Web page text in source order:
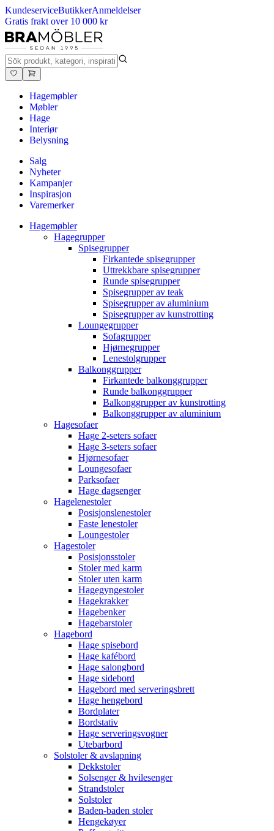
KundeserviceButikkerAnmeldelser
Gratis frakt over 10 000 kr
Hagemøbler
Møbler
Hage
Interiør
Belysning
Salg
Nyheter
Kampanjer
Inspirasjon
Varemerker
Hagemøbler
Hagegrupper
Spisegrupper
Firkantede spisegrupper
Uttrekkbare spisegrupper
Runde spisegrupper
Spisegrupper av teak
Spisegrupper av aluminium
Spisegrupper av kunstrotting
Loungegrupper
Sofagrupper
Hjørnegrupper
Lenestolgrupper
Balkonggrupper
Firkantede balkonggrupper
Runde balkonggrupper
Balkonggrupper av kunstrotting
Balkonggrupper av aluminium
Hagesofaer
Hage 2-seters sofaer
Hage 3-seters sofaer
Hjørnesofaer
Loungesofaer
Parksofaer
Hage dagsenger
Hagelenestoler
Posisjonslenestoler
Faste lenestoler
Loungestoler
Hagestoler
Posisjonsstoler
Stoler med karm
Stoler uten karm
Hagegyngestoler
Hagekrakker
Hagebenker
Hagebarstoler
Hagebord
Hage spisebord
Hage kafébord
Hage salongbord
Hage sidebord
Hagebord med serveringsbrett
Hage hengebord
Bordplater
Bordstativ
Hage serveringsvogner
Utebarbord
Solstoler & avslapning
Dekkstoler
Solsenger & hvilesenger
Strandstoler
Solstoler
Baden-baden stoler
Hengekøyer